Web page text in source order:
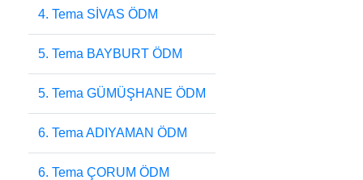
4. Tema SİVAS ÖDM
5. Tema BAYBURT ÖDM
5. Tema GÜMÜŞHANE ÖDM
6. Tema ADIYAMAN ÖDM
6. Tema ÇORUM ÖDM